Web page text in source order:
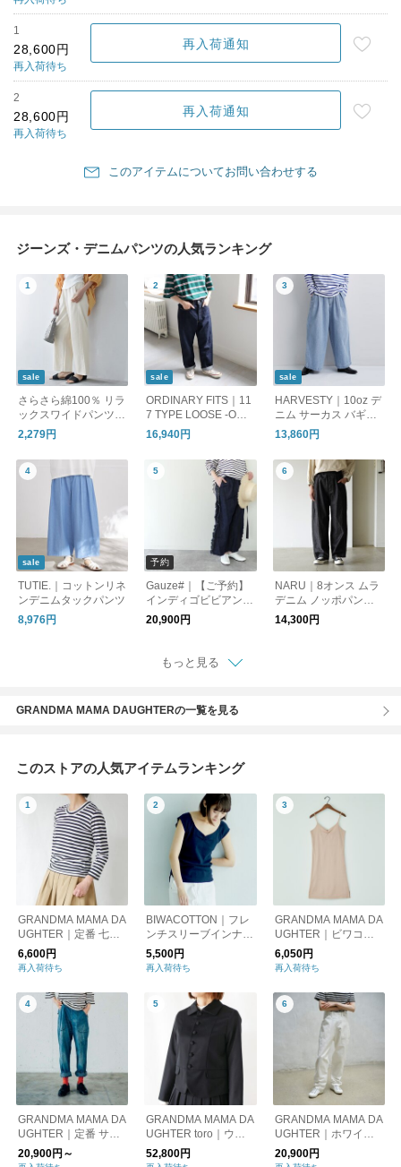
1
28,600円
再入荷待ち
再入荷通知
2
28,600円
再入荷待ち
再入荷通知
このアイテムについてお問い合わせする
ジーンズ・デニムパンツの人気ランキング
sale
さらさら綿100％ リラ
ックスワイドパンツ /
ライトデニムパンツ
2,279円
sale
ORDINARY FITS｜11
7 TYPE LOOSE -ONE
WASH
16,940円
sale
HARVESTY｜10oz デ
ニム サーカス バギー
パンツ a12316
13,860円
sale
TUTIE.｜コットンリネ
ンデニムタックパンツ
8,976円
予約
Gauze#｜【ご予約】
インディゴビビアンパ
ンツ(G1026)
20,900円
NARU｜8オンス ムラ
デニム ノッポパンツ
ボトムス 641800BE
ナル
14,300円
もっと見る
GRANDMA MAMA DAUGHTERの一覧を見る
このストアの人気アイテムランキング
GRANDMA MAMA DA
UGHTER｜定番 七分
袖ボーダーカットソー
GC711901
6,600円
再入荷待ち
BIWACOTTON｜フレ
ンチスリーブインナー
（3418710）
5,500円
再入荷待ち
GRANDMA MAMA DA
UGHTER｜ビワコッ
トンキャミソール・ス
リップ丈（3418709）
6,050円
再入荷待ち
GRANDMA MAMA DA
UGHTER｜定番 サイ
ドジップ デニムパン
ツ GP007
20,900円～
GRANDMA MAMA DA
UGHTER toro｜ウー
ルギャバコンパクトジ
ャケット TJ233340
52,800円
GRANDMA MAMA DA
UGHTER｜ホワイト
サイドジップ GP3400
71
20,900円